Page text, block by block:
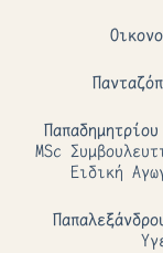
MSc
Ειδική